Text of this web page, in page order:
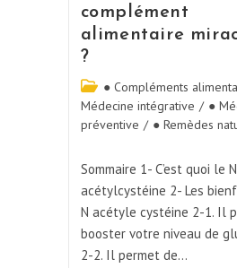
complément
alimentaire
?
● Compléments
Médecine intégrative / ●
préventive / ● Remèdes
Sommaire 1- C’est quoi le
acétylcystéine 2- Les
N acétyle cystéine 2-1. Il
booster votre niveau de
2-2. Il permet de…